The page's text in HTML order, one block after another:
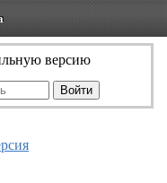
версию